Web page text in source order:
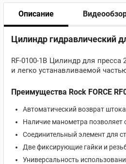
Описание
Цилиндр гидравлический
RF-0100-1B Цилиндр для
и легко устанавливаемой
Преимущества Rock FORCE
Автоматический возврат
Наличие манометра позволяет
Соединительный элемент для
Две фиксирующие гайки и
Универсальность